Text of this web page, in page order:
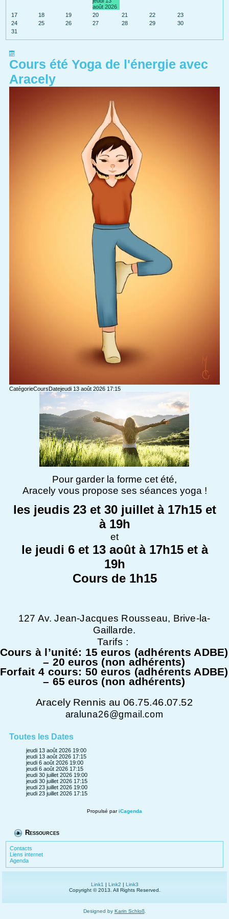
août 2026
17 18 19 20 21 22
23
24
25 26 27 28 29
30
31
Cours été Yoga de l'énergie avec
Aracely
CatégorieCoursDatejeudi 13 août 2026 17:15
Pour garder la forme cet été,
Aracely vous propose ses séances yoga !
les jeudis 23 et 30 juillet à 17h15 et
à 19h
et
le jeudi 6 et 13 août à 17h15 et à
19h
Cours de 1h15
127 Av. Jean-Jacques Rousseau, Brive-la-
Gaillarde.
Tarifs :
Cours à l’unité: 15 euros (adhérents ADBE)
– 20 euros (non adhérents)
Forfait 4 cours: 50 euros (adhérents ADBE)
– 65 euros (non adhérents)
Aracely Rennis au 06.75.46.07.52
araluna26@gmail.com
Toutes les Dates
jeudi 13 août 2026 19:00
jeudi 13 août 2026 17:15
jeudi 6 août 2026 19:00
jeudi 6 août 2026 17:15
jeudi 30 juillet 2026 19:00
jeudi 30 juillet 2026 17:15
jeudi 23 juillet 2026 19:00
jeudi 23 juillet 2026 17:15
Propulsé pariCagenda
Ressources
Contacts
Liens internet
Agenda
Link1 | Link2 | Link3
Copyright © 2013. All Rights Reserved.
Designed by Karin Schloß.